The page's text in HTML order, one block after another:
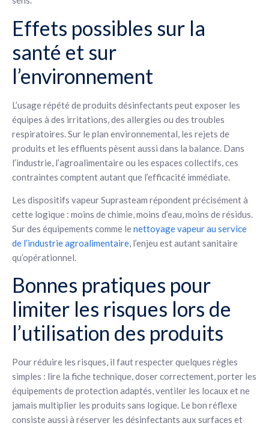
Effets possibles sur la
santé et sur
l’environnement
L’usage répété de produits désinfectants peut exposer les
équipes à des irritations, des allergies ou des troubles
respiratoires. Sur le plan environnemental, les rejets de
produits et les effluents pèsent aussi dans la balance. Dans
l’industrie, l’agroalimentaire ou les espaces collectifs, ces
contraintes comptent autant que l’efficacité immédiate.
Les dispositifs vapeur Suprasteam répondent précisément à
cette logique : moins de chimie, moins d’eau, moins de résidus.
Sur des équipements comme lenettoyage vapeur au service
de l’industrie agroalimentaire, l’enjeu est autant sanitaire
qu’opérationnel.
Bonnes pratiques pour
limiter les risques lors de
l’utilisation des produits
Pour réduire les risques, il faut respecter quelques règles
simples : lire la fiche technique, doser correctement, porter les
équipements de protection adaptés, ventiler les locaux et ne
jamais multiplier les produits sans logique. Le bon réflexe
consiste aussi à réserver les désinfectants aux surfaces et